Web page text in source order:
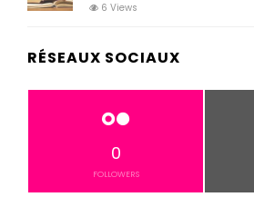
6 Views
RÉSEAUX SOCIAUX
0
FOLLOWERS